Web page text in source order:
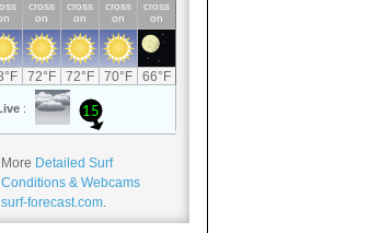
More Detailed Surf
Conditions & Webcams
surf-forecast.com.